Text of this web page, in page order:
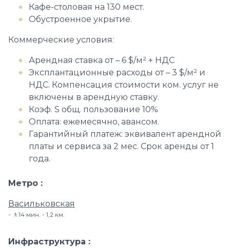
Кафе-столовая на 130 мест.
Обустроенное укрытие.
Коммерческие условия:
Арендная ставка от – 6 $/м² + НДС
Эксплантационные расходы от – 3 $/м² и
НДС. Компенсация стоимости ком. услуг не
включены в арендную ставку.
Коэф. S общ. пользование 10%
Оплата: ежемесячно, авансом.
Гарантийный платеж: эквивалент арендной
платы и сервиса за 2 мес. Срок аренды от 1
года.
Метро
Васильковская
🚶14 мин. - 1,2 км.
Инфраструктура